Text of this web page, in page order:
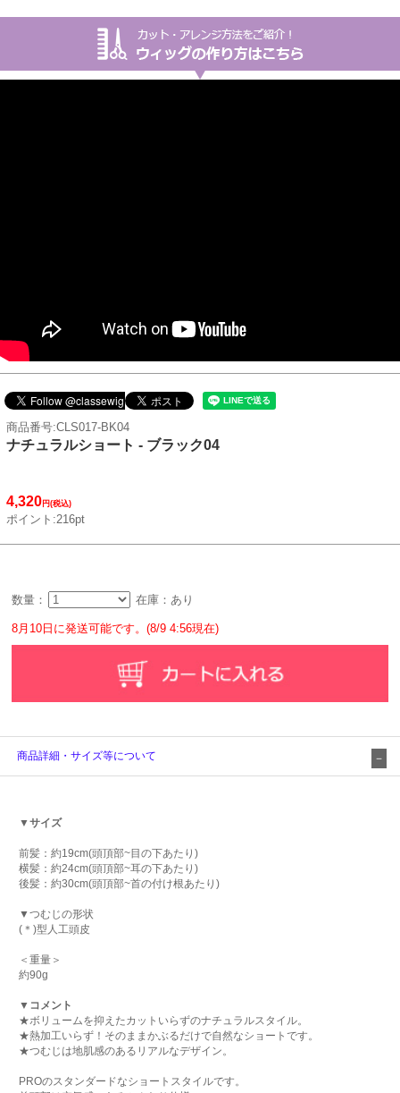
商品番号:CLS017-BK04
ナチュラルショート - ブラック04
4,320円(税込)
ポイント:216pt
数量： 在庫：あり
8月10日に発送可能です。(8/9 4:56現在)
商品詳細・サイズ等について
▼サイズ
前髪：約19cm(頭頂部~目の下あたり)
横髪：約24cm(頭頂部~耳の下あたり)
後髪：約30cm(頭頂部~首の付け根あたり)
▼つむじの形状
(＊)型人工頭皮
＜重量＞
約90g
▼コメント
★ボリュームを抑えたカットいらずのナチュラルスタイル。
★熱加工いらず！そのままかぶるだけで自然なショートです。
★つむじは地肌感のあるリアルなデザイン。
PROのスタンダードなショートスタイルです。